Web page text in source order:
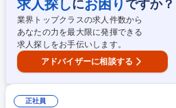
ベントの企画・実行 ■選考プロセスの進行
の企画・実行■候補者体験（UX）の改善■
系の構築 募集職種 【超高齢社会×ITメディア企業】人材採用・育成担当
（マネージャー候補）
求人探しにお困り ですか？
業界トップクラスの求人件数から
あなたの力を最大限に発揮できる
求人探しをお手伝いします。
アドバイザーに相談する
正社員